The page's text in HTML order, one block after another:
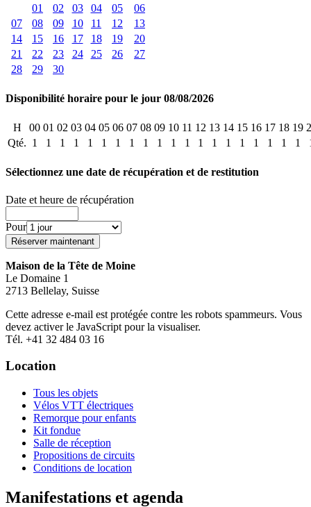
01
02 03 04 05
06
07
08 09 10 11 12
13
14
15 16 17 18 19
20
21
22 23 24 25 26
27
28
29 30
Disponibilité horaire pour le jour 08/08/2026
H 00 01 02 03 04 05 06 07 08 09 10 11 12 13 14 15 16 17 18 19
Qté. 1 1 1 1 1 1 1 1 1 1 1 1 1 1 1 1 1 1 1 1
Sélectionnez une date de récupération et de restitution
Date et heure de récupération
Pour
Maison de la Tête de Moine
Le Domaine 1
2713 Bellelay, Suisse
Cette adresse e-mail est protégée contre les robots spammeurs. Vous
devez activer le JavaScript pour la visualiser.
Tél. +41 32 484 03 16
Location
Tous les objets
Vélos VTT électriques
Remorque pour enfants
Kit fondue
Salle de réception
Propositions de circuits
Conditions de location
Manifestations et agenda